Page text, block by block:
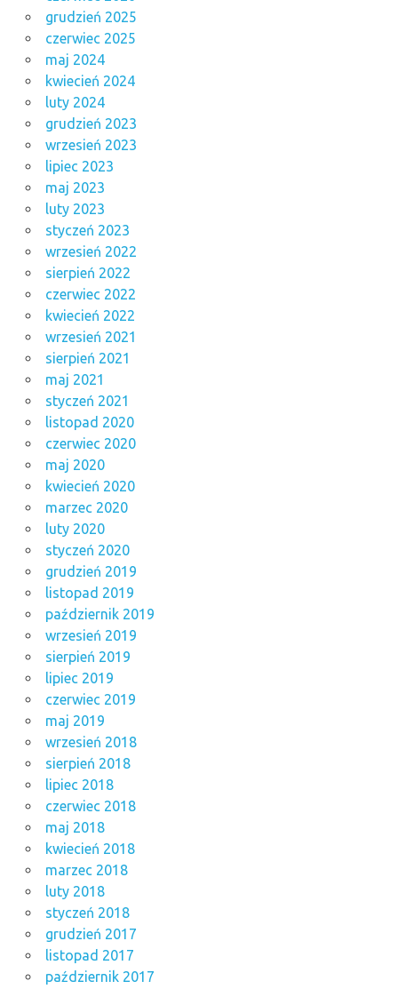
grudzień 2025
czerwiec 2025
maj 2024
kwiecień 2024
luty 2024
grudzień 2023
wrzesień 2023
lipiec 2023
maj 2023
luty 2023
styczeń 2023
wrzesień 2022
sierpień 2022
czerwiec 2022
kwiecień 2022
wrzesień 2021
sierpień 2021
maj 2021
styczeń 2021
listopad 2020
czerwiec 2020
maj 2020
kwiecień 2020
marzec 2020
luty 2020
styczeń 2020
grudzień 2019
listopad 2019
październik 2019
wrzesień 2019
sierpień 2019
lipiec 2019
czerwiec 2019
maj 2019
wrzesień 2018
sierpień 2018
lipiec 2018
czerwiec 2018
maj 2018
kwiecień 2018
marzec 2018
luty 2018
styczeń 2018
grudzień 2017
listopad 2017
październik 2017